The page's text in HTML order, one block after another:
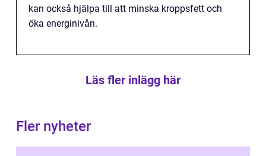
kan också hjälpa till att minska kroppsfett och
öka energinivån.
Läs fler inlägg här
Fler nyheter